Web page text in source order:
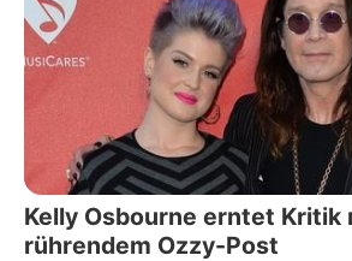
Kelly Osbourne erntet Kritik
rührendem Ozzy-Post